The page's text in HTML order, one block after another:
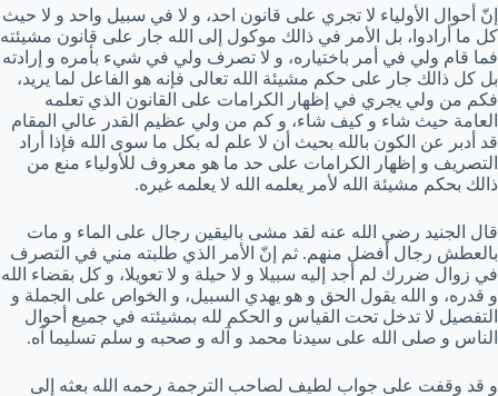
إنّ أحوال الأولياء لا تجري على قانون احد، و لا في سبيل واحد و لا حيث
كل ما أرادوا، بل الأمر في ذالك موكول إلى الله جار على قانون مشيئته
فما قام ولي في أمر باختياره، و لا تصرف ولي في شيء بأمره و إرادته
بل كل ذالك جار على حكم مشيئة الله تعالى فإنه هو الفاعل لما يريد،
فكم من ولي يجري في إظهار الكرامات على القانون الذي تعلمه
العامة حيث شاء و كيف شاء، و كم من ولي عظيم القدر عالي المقام
قد أدبر عن الكون بالله بحيث أن لا علم له بكل ما سوى الله فإذا أراد
التصريف و إظهار الكرامات على حد ما هو معروف للأولياء منع من
ذالك بحكم مشيئة الله لأمر يعلمه الله لا يعلمه غيره.
قال الجنيد رضي الله عنه لقد مشى باليقين رجال على الماء و مات
بالعطش رجال أفضل منهم. ثم إنّ الأمر الذي طلبته مني في التصرف
في زوال ضررك لم أجد إليه سبيلا و لا حيلة و لا تعويلا، و كل بقضاء الله
و قدره، و الله يقول الحق و هو يهدي السبيل، و الخواص على الجملة و
التفصيل لا تدخل تحت القياس و الحكم لله بمشيئته في جميع أحوال
الناس و صلى الله على سيدنا محمد و آله و صحبه و سلم تسليما آه.
و قد وقفت على جواب لطيف لصاحب الترجمة رحمه الله بعثه إلى